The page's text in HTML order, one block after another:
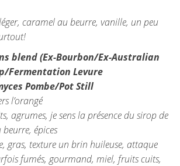
caramel au beurre, vanille, un peu
blend (Ex-Bourbon/Ex-Australian
Fermentation Levure
Pombe/Pot Still
l’orangé
agrumes, je sens la présence du sirop de
épices
gras, texture un brin huileuse, attaque
fumés, gourmand, miel, fruits cuits,